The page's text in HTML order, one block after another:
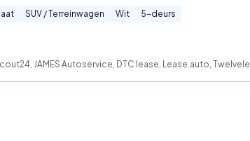
SUV / Terreinwagen Wit 5-deurs
JAMES Autoservice, DTC lease, Lease.auto,